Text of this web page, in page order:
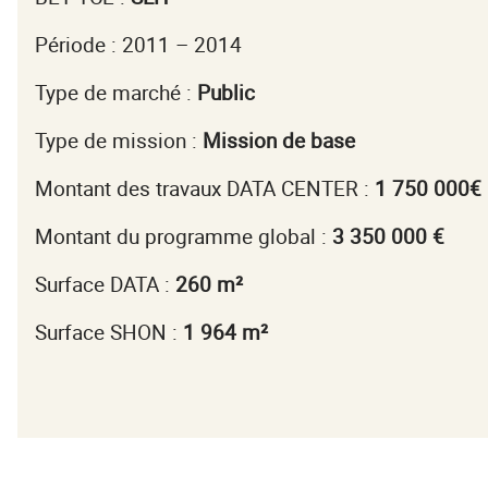
Période : 2011 – 2014
Type de marché : Public
Type de mission : Mission de base
Montant des travaux DATA CENTER : 1 750 000€
Montant du programme global : 3 350 000 €
Surface DATA : 260 m²
Surface SHON : 1 964 m²